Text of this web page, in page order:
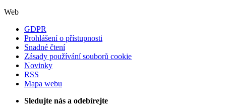
Web
GDPR
Prohlášení o přístupnosti
Snadné čtení
Zásady používání souborů cookie
Novinky
RSS
Mapa webu
Sledujte nás a odebírejte